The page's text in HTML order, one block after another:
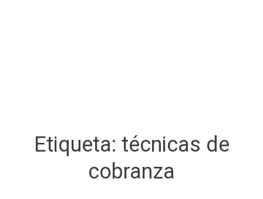
Etiqueta: técnicas de
cobranza